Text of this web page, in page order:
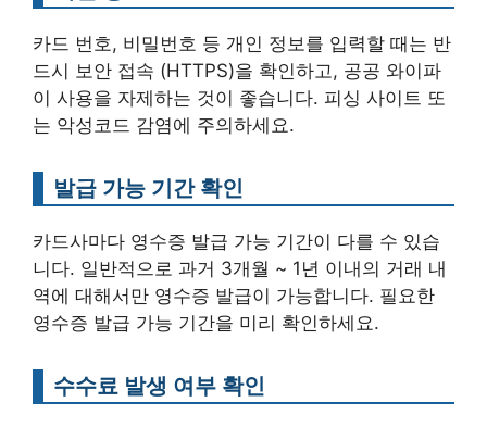
카드 번호, 비밀번호 등 개인 정보를 입력할 때는 반
드시 보안 접속 (HTTPS)을 확인하고, 공공 와이파
이 사용을 자제하는 것이 좋습니다. 피싱 사이트 또
는 악성코드 감염에 주의하세요.
발급 가능 기간 확인
카드사마다 영수증 발급 가능 기간이 다를 수 있습
니다. 일반적으로 과거 3개월 ~ 1년 이내의 거래 내
역에 대해서만 영수증 발급이 가능합니다. 필요한
영수증 발급 가능 기간을 미리 확인하세요.
수수료 발생 여부 확인